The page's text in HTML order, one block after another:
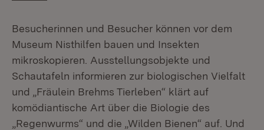
Besucherinnen und Besucher können vor dem
Museum Nisthilfen bauen und Insekten
mikroskopieren. Ausstellungsobjekte und
Schautafeln informieren zur biologischen Vielfalt
und „Fräulein Brehms Tierleben“ klärt auf
komödiantische Art über die Biologie des
„Regenwurms“ und die „Wilden Bienen“ auf. Und